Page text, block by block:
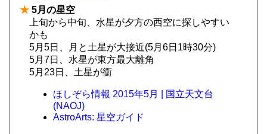
★ 5月の星空
上旬から中旬、水星が夕方の西空に探しやすい
かも
5月5日、月と土星が大接近(5月6日1時30分)
5月7日、水星が東方最大離角
5月23日、土星が衝
ほしぞら情報 2015年5月 | 国立天文台
(NAOJ)
AstroArts: 星空ガイド